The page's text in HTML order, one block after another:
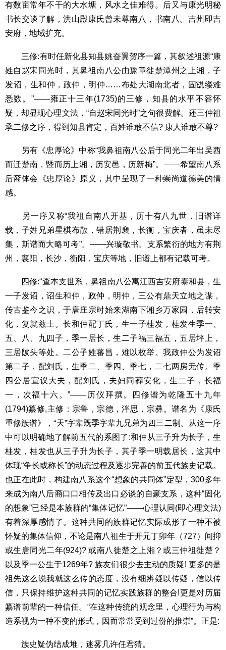
有数亩常年不干的大水塘，风水之佳难得。后又与康光明秘
书长交谈了解，洪山殿康氏曾未尊南八，书南八。吉州即吉
安府，地域扩充。
三修:有时任新化县知县姚奋翼贺序一篇，其叙述祖源“康
姓自赵宋同光时，其鼻祖南八公由豫章徙楚潭州之上湘，子
发诏，生和仲，政仲，明仲……布处大湖南北者，固䙾缕难
悉数。”——雍正十三年(1735)的三修，知县的水平不容怀
疑，却显现心理文法，“自赵宋同光时”之句很费解。还三仲祖
承二修之序，得到知县肯定，百姓谁敢不信? 康人谁敢不尊?
另有《忠厚论》中称“我鼻祖南八公后于同光二年出吴西
而迁楚南，暨而历上湘，历安邑，历新梅”。——希望南八系
后裔体会《忠厚论》原义，其中呈现了一种崇尚道德美的情
感。
另一序又称“我祖自南八开基，历十有八九世，旧谱详
载，子姓兄弟星棋布散，错居荆襄，长衡，宝庆者，虽未尽
集，斯谱而大略可考”。——兴璇敬书。支系繁衍的地方有荆
州，襄阳，长沙，衡阳，宝庆等地，旧谱上都有记载可考。
四修:“查本支世系，鼻祖南八公寓江西吉安府泰和县，生
一子发诏，诏生和仲，政仲，明仲，三公有鼎天立地之谋，
传古鉴今之识，于唐庄宗时始来湖南下湘乡万家园，后转安
化，复就兹土。长和仲配丁氏，生一子桂发，桂发生季一、
五、八、九四子，季一居长，生二子福三福五，五居坪上，
三居陂头等处。二公子姓蕃昌，难以枚举。我政仲公为发诏
第二子，配刘氏，生季二、季四、季七，二七两房无传。季
四公居宣议大夫，配刘氏，夫妇同葬安化，生二子，长福
一，次福十六。”——历仪拜撰。四修谱为乾隆五十九年
(1794)纂修,主修：宗鲁，宗德，泮思，宗彝。谱名为《康氏
重修族谱》，“天”字辈既季字辈九兄弟为四三二制。从这一序
中可以明确地了解前五代的系图了:和仲从三子升为长子，生
桂发，桂发也从三子升为长子，其子季一明载居长，这其中
体现“争长或称长”的动态过程及逐步完善的前五代族史记载。
也正在此时，构建南八系这个“想象的共同体”定型，300多年
来成为南八后裔口口相传及出口必谈的自豪支系，这种“固化
的想象”已经是本族群的“集体记忆”——心理认同(即心理文法)
有着深厚感情了。这种共同的族群记忆实际成形了一种不被
怀疑的集体信仰，不论是南八祖生于开元丁卯年（727）间抑
或生唐同光二年(924)? 或南八徙楚之上湘？或三仲祖徙楚？
以及季一公生于1269年? 族友们很少去主动的质疑! 更多的是
祖先这么说我就这么传的态度，没有细辨疑以传疑，信以传
信，只保持维护这种共同的记忆实践族群的整合!更是对历届
纂谱前辈的一种信任。“在这种传统的观念里，心理行为与构
造系视为一种不变的形式，因而常常受到过份的推崇”。正是:
族史疑伪结成堆，迷雾几许任君猜。